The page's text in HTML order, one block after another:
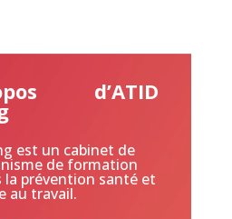
d’ATID
est un cabinet de
de formation
la prévention santé et
au travail.